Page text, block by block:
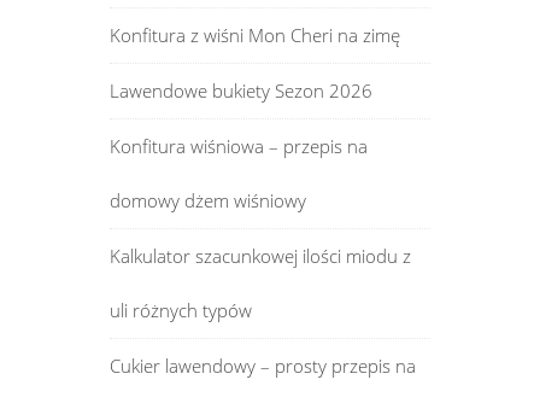
Konfitura z wiśni Mon Cheri na zimę
Lawendowe bukiety Sezon 2026
Konfitura wiśniowa – przepis na
domowy dżem wiśniowy
Kalkulator szacunkowej ilości miodu z
uli różnych typów
Cukier lawendowy – prosty przepis na